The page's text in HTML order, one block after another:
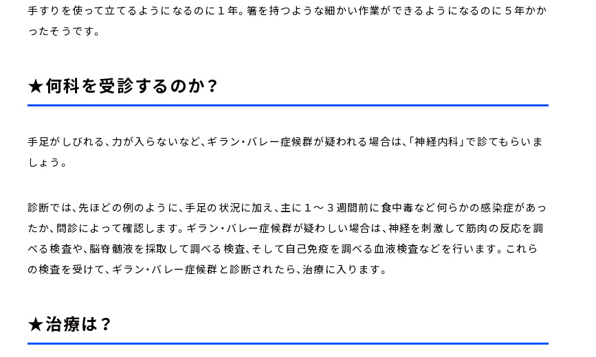
手すりを使って立てるようになるのに１年。箸を持つような細かい作業ができるようになるのに５年かか
ったそうです。
★何科を受診するのか？
手足がしびれる、力が入らないなど、ギラン・バレー症候群が疑われる場合は、「神経内科」で診てもらいま
しょう。
診断では、先ほどの例のように、手足の状況に加え、主に１～３週間前に食中毒など何らかの感染症があっ
たか、問診によって確認します。ギラン・バレー症候群が疑わしい場合は、神経を刺激して筋肉の反応を調
べる検査や、脳脊髄液を採取して調べる検査、そして自己免疫を調べる血液検査などを行います。これら
の検査を受けて、ギラン・バレー症候群と診断されたら、治療に入ります。
★治療は？